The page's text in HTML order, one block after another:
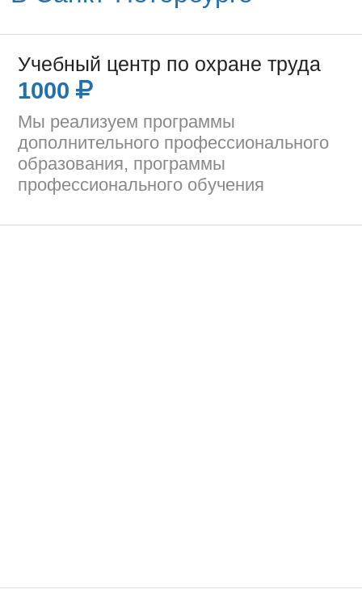
Учебный центр по охране труда
1000
Мы реализуем программы
дополнительного профессионального
образования, программы
профессионального обучения